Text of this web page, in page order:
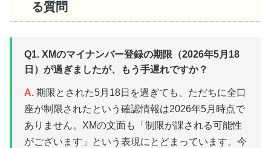
る質問
Q1. XMのマイナンバー登録の期限（2026年5月18
日）が過ぎましたが、もう手遅れですか？
A. 期限とされた5月18日を過ぎても、ただちに全口
座が制限されたという確認情報は2026年5月時点で
ありません。XMの文面も「制限が課される可能性
がございます」という表現にとどまっています。今